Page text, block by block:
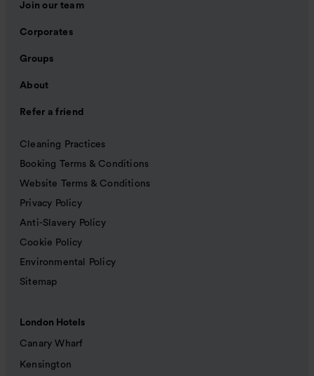
Join our team
Corporates
Groups
About
Refer a friend
Cleaning Practices
Booking Terms & Conditions
Website Terms & Conditions
Privacy Policy
Anti-Slavery Policy
Cookie Policy
Environmental Policy
Sitemap
London Hotels
Canary Wharf
Kensington